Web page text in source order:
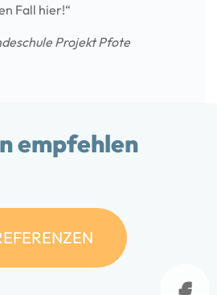
Fall hier!“
Projekt Pfote
empfehlen